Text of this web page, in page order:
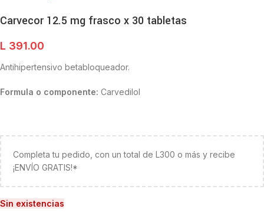
Carvecor 12.5 mg frasco x 30 tabletas
L 391.00
Antihipertensivo betabloqueador.
Formula o componente: Carvedilol
Completa tu pedido, con un total de L300 o más y recibe
¡ENVÍO GRATIS!*
Sin existencias